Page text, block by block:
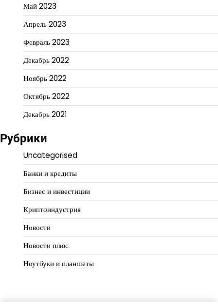
Май 2023
Апрель 2023
Февраль 2023
Декабрь 2022
Ноябрь 2022
Октябрь 2022
Декабрь 2021
Рубрики
Uncategorised
Банки и кредиты
Бизнес и инвестиции
Криптоиндустрия
Новости
Новости плюс
Ноутбуки и планшеты